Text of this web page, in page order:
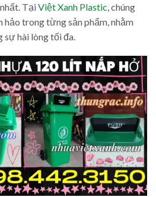
TạiViệt Xanh Plastic , chúng
hảo trong từng sản phẩm, nhằm
sự hài lòng tối đa.